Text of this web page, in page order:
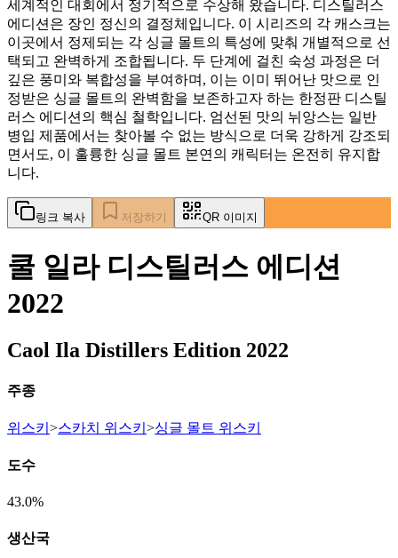
세계적인 대회에서 정기적으로 수상해 왔습니다. 디스틸러스
에디션은 장인 정신의 결정체입니다. 이 시리즈의 각 캐스크는
이곳에서 정제되는 각 싱글 몰트의 특성에 맞춰 개별적으로 선
택되고 완벽하게 조합됩니다. 두 단계에 걸친 숙성 과정은 더
깊은 풍미와 복합성을 부여하며, 이는 이미 뛰어난 맛으로 인
정받은 싱글 몰트의 완벽함을 보존하고자 하는 한정판 디스틸
러스 에디션의 핵심 철학입니다. 엄선된 맛의 뉘앙스는 일반
병입 제품에서는 찾아볼 수 없는 방식으로 더욱 강하게 강조되
면서도, 이 훌륭한 싱글 몰트 본연의 캐릭터는 온전히 유지합
니다.
링크 복사 저장하기 QR 이미지
쿨 일라 디스틸러스 에디션
2022
Caol Ila Distillers Edition 2022
주종
위스키 >스카치 위스키 >싱글 몰트 위스키
도수
43.0%
생산국